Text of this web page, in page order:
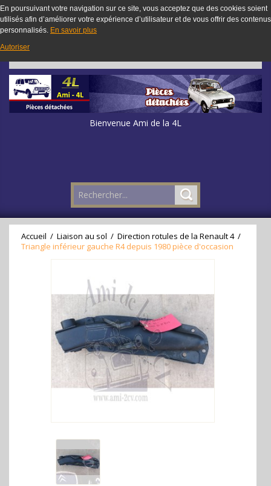
En poursuivant votre navigation sur ce site, vous acceptez que des cookies soient
utilisés afin d’améliorer votre expérience d’utilisateur et de vous offrir des contenus
personnalisés. En savoir plus
Autoriser
Bienvenue Ami de la 4L
Accueil / Liaison au sol / Direction rotules de la Renault 4 /
Triangle inférieur gauche R4 depuis 1980 pièce d'occasion